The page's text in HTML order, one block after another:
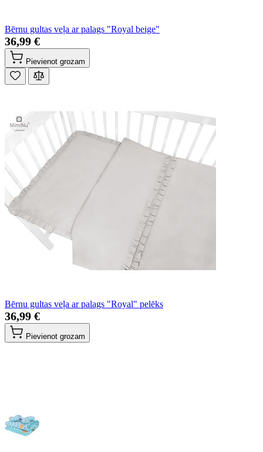
Bērnu gultas veļa ar palags "Royal beige"
36,99 €
Pievienot grozam
Bērnu gultas veļa ar palags "Royal" pelēks
36,99 €
Pievienot grozam